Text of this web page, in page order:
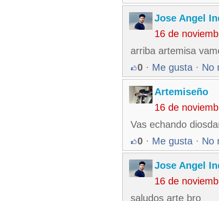
Jose Angel
16 de
arriba artemisa
0 · Me gusta · No
Artemiseño
16 de
Vas echando
0 · Me gusta · No
Jose Angel
16 de
saludos arte bro